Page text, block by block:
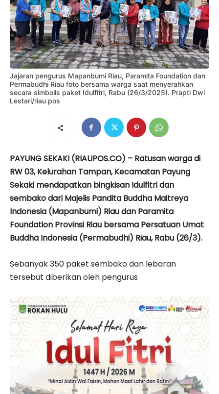
Jajaran pengurus Mapanbumi Riau, Paramita Foundation dan
Permabudhi Riau foto bersama warga saat menyerahkan
secara simbolis paket Idulfitri, Rabu (26/3/2025). Prapti Dwi
Lestari/riau pos
PAYUNG SEKAKI (RIAUPOS.CO) – Ratusan warga di
RW 03, Kelurahan Tampan, Kecamatan Payung
Sekaki mendapatkan bingkisan Idulfitri dan
sembako dari Majelis Pandita Buddha Maitreya
Indonesia (Mapanbumi) Riau dan Paramita
Foundation Provinsi Riau bersama Persatuan Umat
Buddha Indonesia (Permabudhi) Riau, Rabu (26/3).
Sebanyak 350 paket sembako dan lebaran
tersebut diberikan oleh pengurus